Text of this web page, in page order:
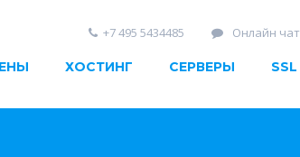
ХОСТИНГ СЕРВЕРЫ SSL
+7 495 5434485 Онлайн чат